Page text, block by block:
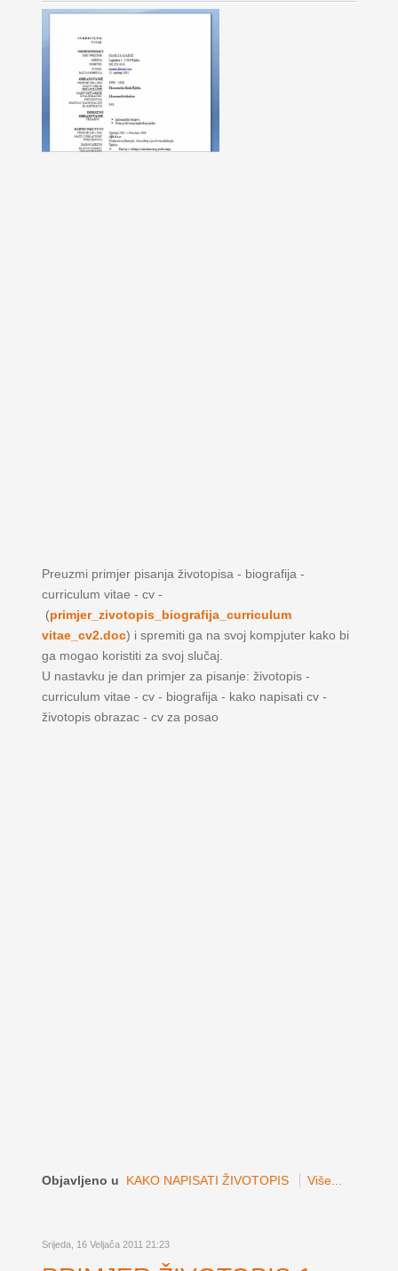
Preuzmi primjer pisanja životopisa - biografija -
curriculum vitae - cv -
(primjer_zivotopis_biografija_curriculum
vitae_cv2.doc) i spremiti ga na svoj kompjuter kako bi
ga mogao koristiti za svoj slučaj.
U nastavku je dan primjer za pisanje: životopis -
curriculum vitae - cv - biografija - kako napisati cv -
životopis obrazac - cv za posao
Objavljeno u KAKO NAPISATI ŽIVOTOPIS Više...
Srijeda, 16 Veljača 2011 21:23